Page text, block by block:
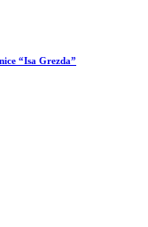
“Isa Grezda”